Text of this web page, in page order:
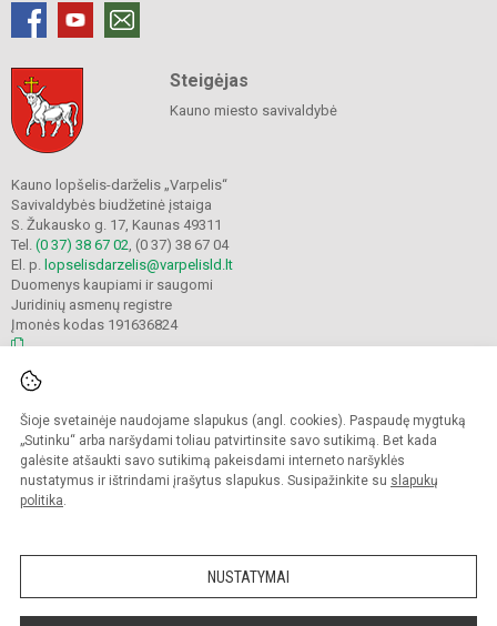
Šioje svetainėje naudojame slapukus (angl. cookies). Paspaudę mygtuką
„Sutinku“ arba naršydami toliau patvirtinsite savo sutikimą. Bet kada
galėsite atšaukti savo sutikimą pakeisdami interneto naršyklės
nustatymus ir ištrindami įrašytus slapukus. Susipažinkite su slapukų
politika.
NUSTATYMAI
Steigėjas
Kauno miesto savivaldybė
Kauno lopšelis-darželis „Varpelis“
Savivaldybės biudžetinė įstaiga
S. Žukausko g. 17, Kaunas 49311
Tel. (0 37) 38 67 02 , (0 37) 38 67 04
El. p. lopselisdarzelis@varpelisld.lt
Duomenys kaupiami ir saugomi
Juridinių asmenų registre
Įmonės kodas 191636824
Kopijuoti turinį be raštiško įstaigos administracijos sutikimo griežtai draudžiama.
Prieinamumo paraiška Slapukų politika
Sumanus būdas atnaujinti